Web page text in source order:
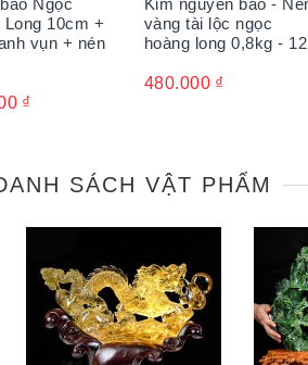
Long 10cm +
vụn + nén
₫
vàng tài lộc ngọc
hoàng long 0,8kg - 12
480.000 ₫
SÁCH VẬT PHẨM